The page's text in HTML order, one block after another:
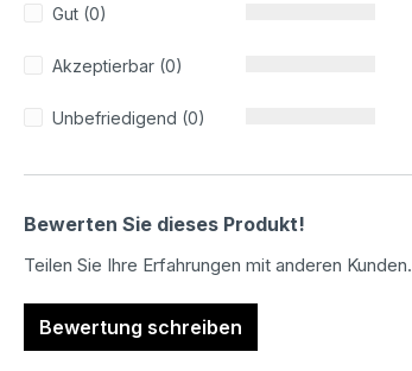
Gut (0)
Akzeptierbar (0)
Unbefriedigend (0)
Bewerten Sie dieses Produkt!
Teilen Sie Ihre Erfahrungen mit anderen Kunden.
Bewertung schreiben